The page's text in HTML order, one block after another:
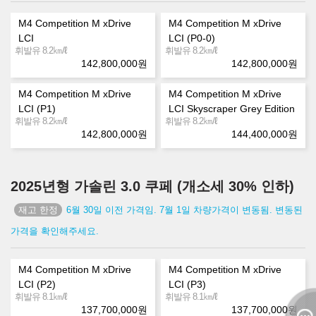
M4 Competition M xDrive
LCI
휘발유 8.2㎞/ℓ
142,800,000원
M4 Competition M xDrive
LCI (P0-0)
휘발유 8.2㎞/ℓ
142,800,000원
M4 Competition M xDrive
LCI (P1)
휘발유 8.2㎞/ℓ
142,800,000원
M4 Competition M xDrive
LCI Skyscraper Grey Edition
휘발유 8.2㎞/ℓ
144,400,000원
2025년형 가솔린 3.0 쿠페 (개소세 30% 인하)
6월 30일 이전 가격임. 7월 1일 차량가격이 변동됨. 변동된
가격을 확인해주세요.
M4 Competition M xDrive
LCI (P2)
휘발유 8.1㎞/ℓ
137,700,000원
M4 Competition M xDrive
LCI (P3)
휘발유 8.1㎞/ℓ
137,700,000원